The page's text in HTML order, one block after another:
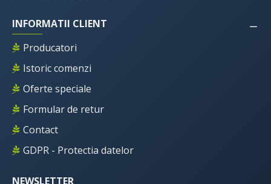
INFORMATII CLIENT
Producatori
Istoric comenzi
Oferte speciale
Formular de retur
Contact
GDPR - Protectia datelor
NEWSLETTER